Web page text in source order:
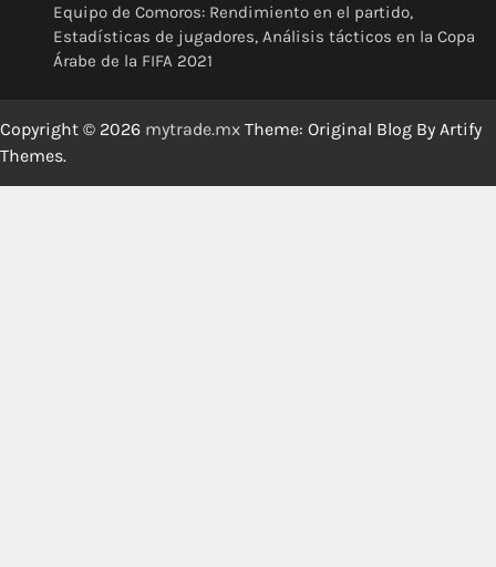
Equipo de Comoros: Rendimiento en el partido,
Estadísticas de jugadores, Análisis tácticos en la Copa
Árabe de la FIFA 2021
Copyright © 2026 mytrade.mx Theme: Original Blog By Artify
Themes.